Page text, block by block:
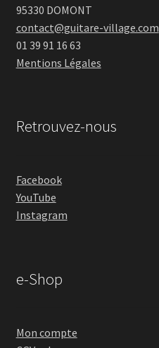
95330 DOMONT
contact@guitare-village.com
01 39 91 16 63
Mentions Légales
Retrouvez-nous
Facebook
YouTube
Instagram
e-Shop
Mon compte